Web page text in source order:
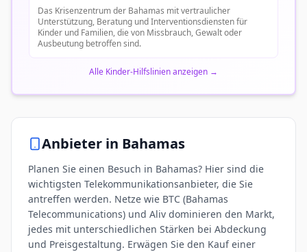
Das Krisenzentrum der Bahamas mit vertraulicher
Unterstützung, Beratung und Interventionsdiensten für
Kinder und Familien, die von Missbrauch, Gewalt oder
Ausbeutung betroffen sind.
Alle Kinder-Hilfslinien anzeigen →
Anbieter in Bahamas
Planen Sie einen Besuch in Bahamas? Hier sind die
wichtigsten Telekommunikationsanbieter, die Sie
antreffen werden. Netze wie BTC (Bahamas
Telecommunications) und Aliv dominieren den Markt,
jedes mit unterschiedlichen Stärken bei Abdeckung
und Preisgestaltung. Erwägen Sie den Kauf einer